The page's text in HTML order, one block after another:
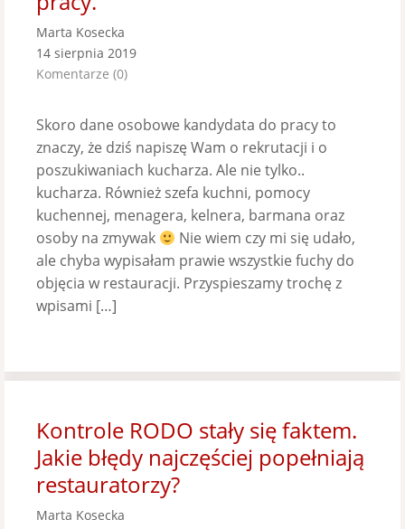
Marta Kosecka
14 sierpnia 2019
Komentarze (0)
Skoro dane osobowe kandydata do pracy to
znaczy, że dziś napiszę Wam o rekrutacji i o
poszukiwaniach kucharza. Ale nie tylko..
kucharza. Również szefa kuchni, pomocy
kuchennej, menagera, kelnera, barmana oraz
osoby na zmywak
Nie wiem czy mi się udało,
ale chyba wypisałam prawie wszystkie fuchy do
objęcia w restauracji. Przyspieszamy trochę z
wpisami […]
Kontrole RODO stały się faktem.
Jakie błędy najczęściej popełniają
restauratorzy?
Marta Kosecka